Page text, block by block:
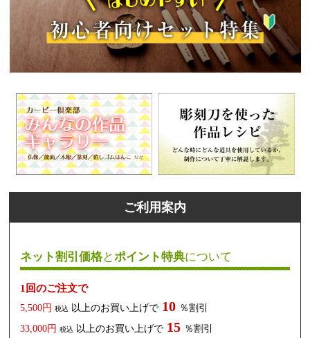
ご利用案内
ネット割引価格とポイント特典について
1回のご注文で
5,500円 税込 以上のお買い上げで 10 ％割引
33,000円 税込 以上のお買い上げで 15 ％割引